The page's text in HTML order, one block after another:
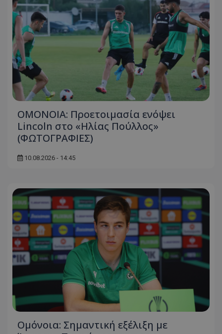
ΟΜΟΝΟΙΑ: Προετοιμασία ενόψει
Lincoln στο «Ηλίας Πούλλος»
(ΦΩΤΟΓΡΑΦΙΕΣ)
10.08.2026 - 14:45
Ομόνοια: Σημαντική εξέλιξη με